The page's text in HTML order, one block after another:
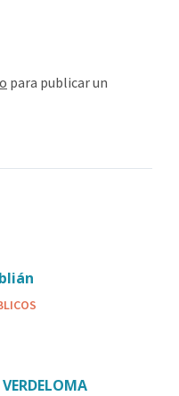
para publicar un